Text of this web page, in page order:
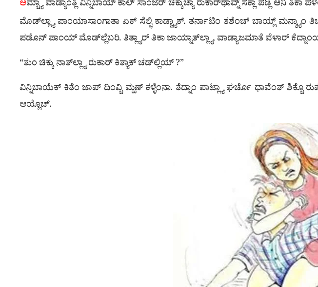
ಆಮ್ಚ್ಯಾ ವಾಡ್ಯಾಂತ್ಲಿ ವಿನ್ನಿಬಾಯ್ ಕಾಲ್ ಸಾಂಜೆರ್ ಚಿಕ್ಕುಚ್ಯಾ ರುಕಾರ್‌ಥಾವ್ನ್ ಸಕ್ಲಾ ಪಡ್ಲಿ ಆನಿ
ಮೊಡ್‌ಲ್ಲ್ಯಾ ಪಾಂಯಾಸಾಂಗಾತಾ ಏಕ್ ಸೆಲ್ಫಿ ಕಾಡ್ಚ್ಯಾಕ್. ತರ್ನಾಟಿಂ ತಶೆಂಚ್ ಬಾಯ್ಲ್
ಪಡೊನ್ ಪಾಂಯ್ ಮೊಡ್‌ಲ್ಲೆಬರಿ. ತಿತ್ಲ್ಯಾರ್ ತಿಕಾ ಜಾಯ್ನಾತ್‌ಲ್ಲ್ಯಾ, ವಾಡ್ಯಾಜಮಾತೆ ವೆಳಾರ್
“ತುಂ ಚಿಕ್ಕು ನಾತ್‌ಲ್ಲ್ಯಾ ರುಕಾರ್ ಕಿತ್ಯಾಕ್ ಚಡ್‌ಲ್ಲಿಯ್ ?”
ವಿನ್ನಿಬಾಯೆಕ್ ಕಿತೆಂ ಜಾಪ್ ದಿಂವ್ಚಿ ಮ್ಹಣ್ ಕಳ್ಳೆಂನಾ. ತೆದ್ನಾಂ ಪಾಟ್ಲ್ಯಾ ಘರ್ಚೊ ಧಾವೆಂತ್
ಆಯ್ಲೊಚ್.